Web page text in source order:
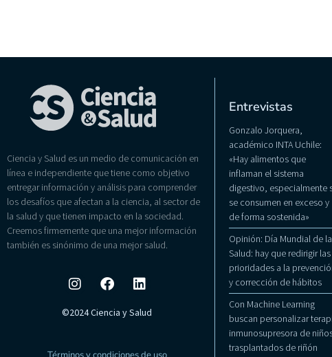
Ciencia y Salud es un medio de comunicación en
línea e independiente que tiene como objetivo
entregar información y análisis para comprender
los desafíos que afectan a la ciencia, al sector de
la salud y que tienen impacto en la sociedad.
Creemos firmemente que una mejor información
también es sinónimo de una mejor salud.
©2024 Ciencia y Salud
Entrevistas
Gonzalo Jorquera,
académico INTA Uchile:
«Hay alimentos que
inflaman el sistema
digestivo, especialmente
se consumen en exceso y
de forma sostenida»
Opinión: Día Mundial de la
Salud: hay que redirigir las
prioridades a la
y corrección de hábitos
Con Machine Learning
buscan personalizar
inmunosupresora de
trasplantados de riñón